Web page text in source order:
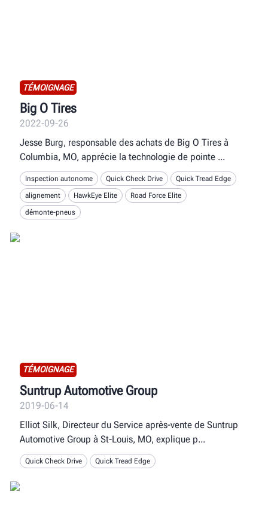
TÉMOIGNAGE
Big O Tires
2022-09-26
Jesse Burg, responsable des achats de Big O Tires à
Columbia, MO, apprécie la technologie de pointe
Inspection autonome Quick Check Drive
Quick Tread Edge
alignement
HawkEye Elite
Road Force Elite
démonte-pneus
TÉMOIGNAGE
Suntrup Automotive Group
2019-06-14
Elliot Silk, Directeur du Service après-vente de Suntrup
Automotive Group à St-Louis, MO, explique p
Quick Check Drive Quick Tread Edge